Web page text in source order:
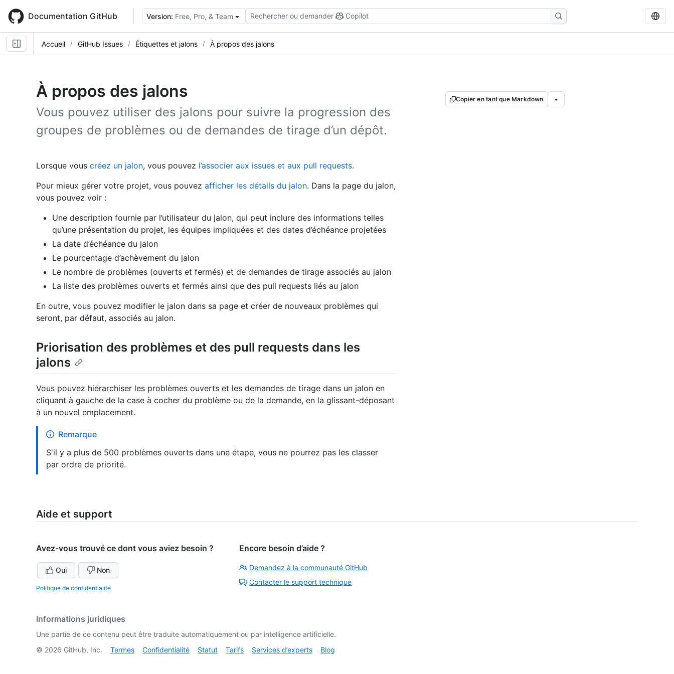
main
content
Documentation GitHub Version: Free, Pro, & Team Rechercher ou demander Copilot
Accueil GitHub Issues Étiquettes et jalons À propos des jalons
À propos des jalons
Vous pouvez utiliser des jalons pour suivre la progression des
groupes de problèmes ou de demandes de tirage d’un dépôt.
Copier en tant que Markdown
Lorsque vous créez un jalon, vous pouvez l’associer aux issues et aux pull requests.
Pour mieux gérer votre projet, vous pouvez afficher les détails du jalon. Dans la page du jalon,
vous pouvez voir :
Une description fournie par l’utilisateur du jalon, qui peut inclure des informations telles
qu’une présentation du projet, les équipes impliquées et des dates d’échéance projetées
La date d’échéance du jalon
Le pourcentage d’achèvement du jalon
Le nombre de problèmes (ouverts et fermés) et de demandes de tirage associés au jalon
La liste des problèmes ouverts et fermés ainsi que des pull requests liés au jalon
En outre, vous pouvez modifier le jalon dans sa page et créer de nouveaux problèmes qui
seront, par défaut, associés au jalon.
Priorisation des problèmes et des pull requests dans les
jalons
Vous pouvez hiérarchiser les problèmes ouverts et les demandes de tirage dans un jalon en
cliquant à gauche de la case à cocher du problème ou de la demande, en la glissant-déposant
à un nouvel emplacement.
Remarque
S'il y a plus de 500 problèmes ouverts dans une étape, vous ne pourrez pas les classer
par ordre de priorité.
Aide et support
Avez-vous trouvé ce dont vous aviez besoin ?
Oui Non
Politique de confidentialité
Encore besoin d’aide ?
Demandez à la communauté GitHub
Contacter le support technique
Informations juridiques
Une partie de ce contenu peut être traduite automatiquement ou par intelligence artificielle.
© 2026 GitHub, Inc. Termes Confidentialité Statut Tarifs Services d’experts Blog